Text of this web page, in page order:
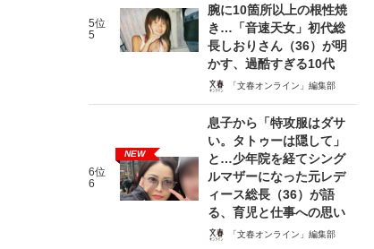
5位
5
腕に10箇所以上の根性焼
き…「音速天女」初代総
長しおりさん（36）が明
かす、過酷すぎる10代
「文春オンライン」編集部
6位
6
NEW
息子から「特攻服はダサ
い。タトゥーは隠して」
と…少年院を経てシング
ルマザーになった元レデ
ィース総長（36）が語
る、育児と仕事への思い
「文春オンライン」編集部